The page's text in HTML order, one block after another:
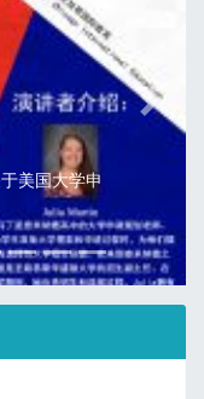
：柳树学院/
预科学校
Next